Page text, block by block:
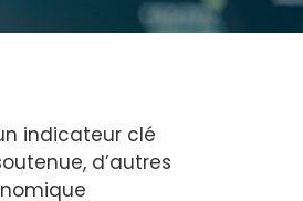
indicateur clé
d’autres